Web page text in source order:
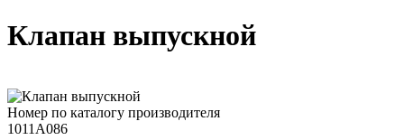
Клапан выпускной
Номер по каталогу производителя
1011A086